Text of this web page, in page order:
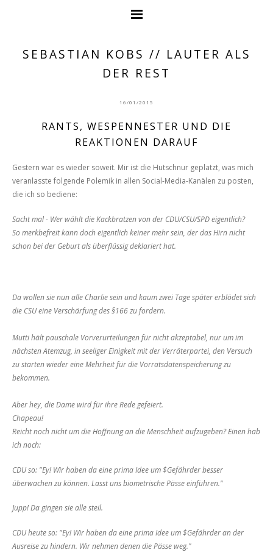
SEBASTIAN KOBS // LAUTER ALS
DER REST
16/01/2015
RANTS, WESPENNESTER UND DIE
REAKTIONEN DARAUF
Gestern war es wieder soweit. Mir ist die Hutschnur geplatzt, was mich
veranlasste folgende Polemik in allen Social-Media-Kanälen zu posten,
die ich so bediene:
Sacht mal - Wer wählt die Kackbratzen von der CDU/CSU/SPD eigentlich?
So merkbefreit kann doch eigentlich keiner mehr sein, der das Hirn nicht
schon bei der Geburt als überflüssig deklariert hat.
Da wollen sie nun alle Charlie sein und kaum zwei Tage später erblödet sich
die CSU eine Verschärfung des §166 zu fordern.
Mutti hält pauschale Vorverurteilungen für nicht akzeptabel, nur um im
nächsten Atemzug, in seeliger Einigkeit mit der Verräterpartei, den Versuch
zu starten wieder eine Mehrheit für die Vorratsdatenspeicherung zu
bekommen.
Aber hey, die Dame wird für ihre Rede gefeiert.
Chapeau!
Reicht noch nicht um die Hoffnung an die Menschheit aufzugeben? Einen hab
ich noch:
CDU so: "Ey! Wir haben da eine prima Idee um $Gefährder besser
überwachen zu können. Lasst uns biometrische Pässe einführen."
Jupp! Da gingen sie alle steil.
CDU heute so: "Ey! Wir haben da eine prima Idee um $Gefährder an der
Ausreise zu hindern. Wir nehmen denen die Pässe weg."